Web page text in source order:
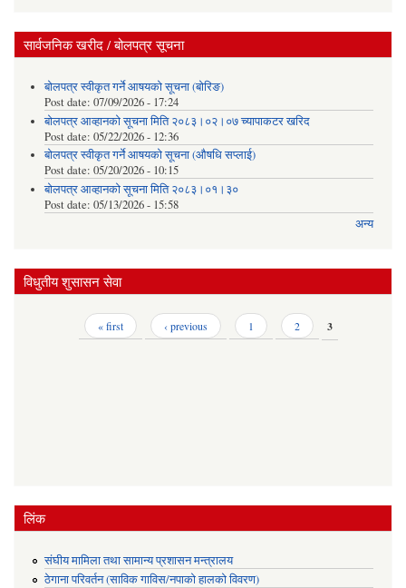
सार्वजनिक खरीद / बोलपत्र सूचना
बोलपत्र स्वीकृत गर्ने आषयको सूचना (बोरिङ)
Post date: 07/09/2026 - 17:24
बोलपत्र आव्हानको सूचना मिति २०८३।०२।०७ च्यापाकटर खरिद
Post date: 05/22/2026 - 12:36
बोलपत्र स्वीकृत गर्ने आषयको सूचना (औषधि सप्लाई)
Post date: 05/20/2026 - 10:15
बोलपत्र आव्हानको सूचना मिति २०८३।०१।३०
Post date: 05/13/2026 - 15:58
अन्य
विधुतीय शुसासन सेवा
« first ‹ previous 1 2 3
लिंक
संघीय मामिला तथा सामान्य प्रशासन मन्त्रालय
ठेगाना परिवर्तन (साविक गाविस/नपाको हालको विवरण)